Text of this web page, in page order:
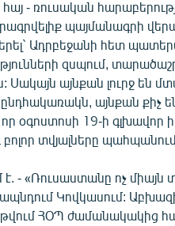
- ռուսական
պայմանագրի
Ադրբեջանի հետ
զսպում,
Սակայն այնքան լուրջ են
այնքան քիչ
որ օգոստոսի 19-ի
բոլոր տվյալները
- «Ռուսաստանը ոչ միայն
Կովկասում:
ՀՕՊ ժամանակակից